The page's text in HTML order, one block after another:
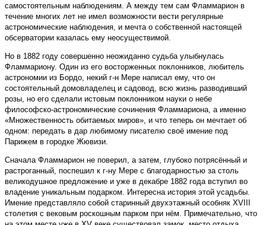
самостоятельным наблюдениям. А между тем сам Фламмарион в
течение многих лет не имел возможности вести регулярные
астрономические наблюдения, и мечта о собственной настоящей
обсерватории казалась ему неосуществимой.
Но в 1882 году совершенно неожиданно судьба улыбнулась
Фламмариону. Один из его восторженных поклонников, любитель
астрономии из Бордо, некий г-н Мере написал ему, что он
состоятельный домовладелец и садовод, всю жизнь разводивший
розы, но его сделали истовым поклонником науки о небе
философско-астрономические сочинения Фламмариона, а именно
«Множественность обитаемых ми­ров», и что теперь он мечтает об
одном: передать в дар любимому писателю своё имение под
Парижем в городке Жювизи.
Сначала Фламмарион не поверил, а затем, глубоко потрясённый и
растроганный, поспешил к г-ну Мере с благодарностью за столь
великодушное предложение и уже в декабре 1882 года вступил во
владение уникальным подарком. Интересна история этой усадьбы.
Имение представляло собой старинный двухэтажный особняк XVIII
столетия с вековым роскошным парком при нём. Примечательно, что